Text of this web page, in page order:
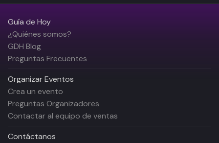
Guía de Hoy
¿Quiénes somos?
GDH Blog
Preguntas Frecuentes
Organizar Eventos
Crea un evento
Preguntas Organizadores
Contactar al equipo de ventas
Contáctanos